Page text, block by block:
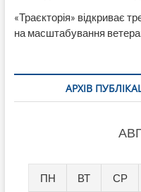
«Траєкторія» відкриває
на масштабування
АРХІВ
ПН ВТ СР